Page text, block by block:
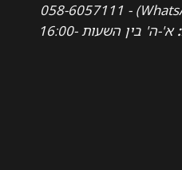
א'-ה' בין השעות 16:00-